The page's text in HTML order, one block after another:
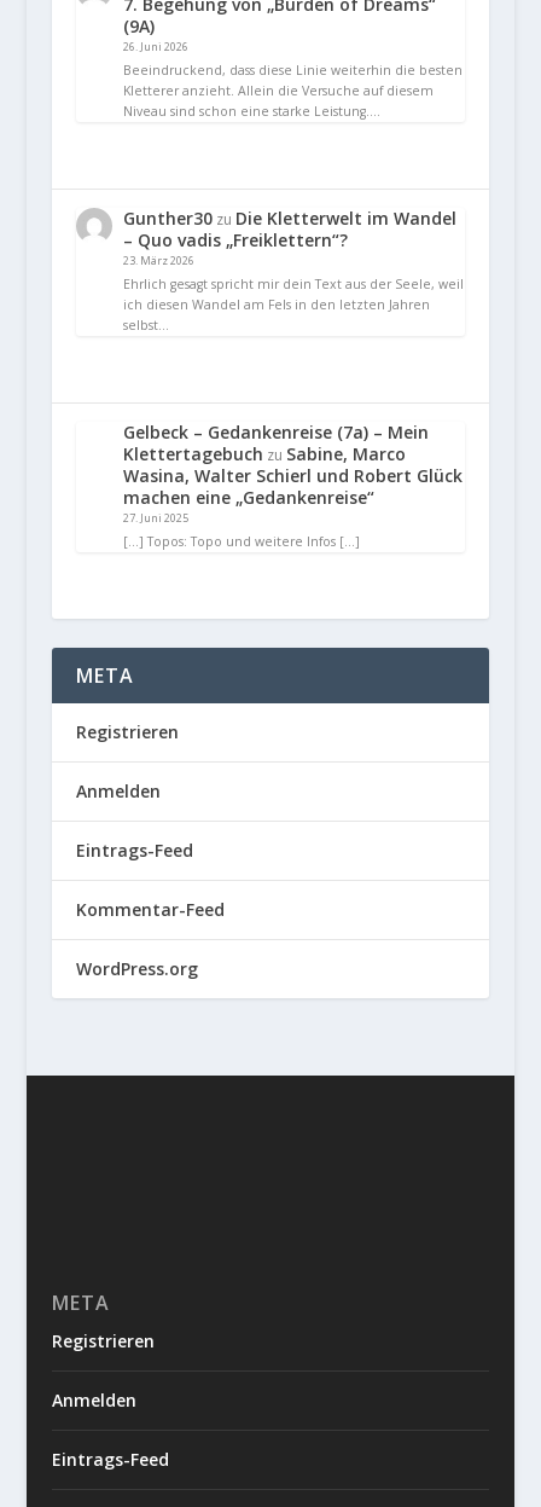
7. Begehung von „Burden of Dreams“
(9A)
26. Juni 2026
Beeindruckend, dass diese Linie weiterhin die besten
Kletterer anzieht. Allein die Versuche auf diesem
Niveau sind schon eine starke Leistung.…
Gunther30zu Die Kletterwelt im Wandel
– Quo vadis „Freiklettern“?
23. März 2026
Ehrlich gesagt spricht mir dein Text aus der Seele, weil
ich diesen Wandel am Fels in den letzten Jahren
selbst…
Gelbeck – Gedankenreise (7a) – Mein
Klettertagebuch zu Sabine, Marco
Wasina, Walter Schierl und Robert Glück
machen eine „Gedankenreise“
27. Juni 2025
[…] Topos: Topo und weitere Infos […]
META
Registrieren
Anmelden
Eintrags-Feed
Kommentar-Feed
WordPress.org
META
Registrieren
Anmelden
Eintrags-Feed